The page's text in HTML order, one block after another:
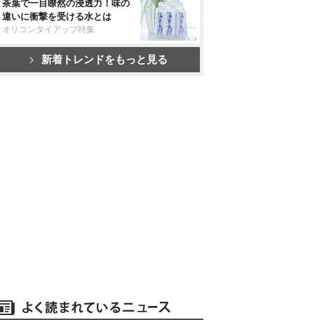
茶葉で一目瞭然の浸透力！味の
違いに衝撃を受ける水とは
オリコンタイアップ特集
新着トレンドをもっと見る